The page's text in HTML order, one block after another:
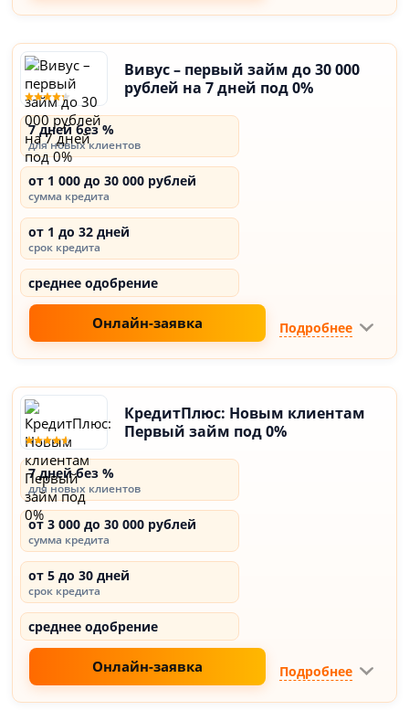
Вивус – первый займ до 30 000
рублей на 7 дней под 0%
7 дней без %
для новых клиентов
от 1 000 до 30 000 рублей
сумма кредита
от 1 до 32 дней
срок кредита
среднее одобрение
Онлайн-заявка Подробнее
КредитПлюс: Новым клиентам
Первый займ под 0%
7 дней без %
для новых клиентов
от 3 000 до 30 000 рублей
сумма кредита
от 5 до 30 дней
срок кредита
среднее одобрение
Онлайн-заявка Подробнее